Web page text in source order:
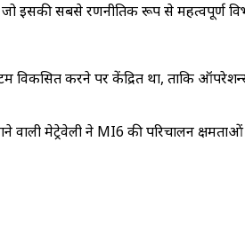
इसकी सबसे रणनीतिक रूप से महत्वपूर्ण
विकसित करने पर केंद्रित था, ताकि
मेट्रेवेली ने MI6 की परिचालन